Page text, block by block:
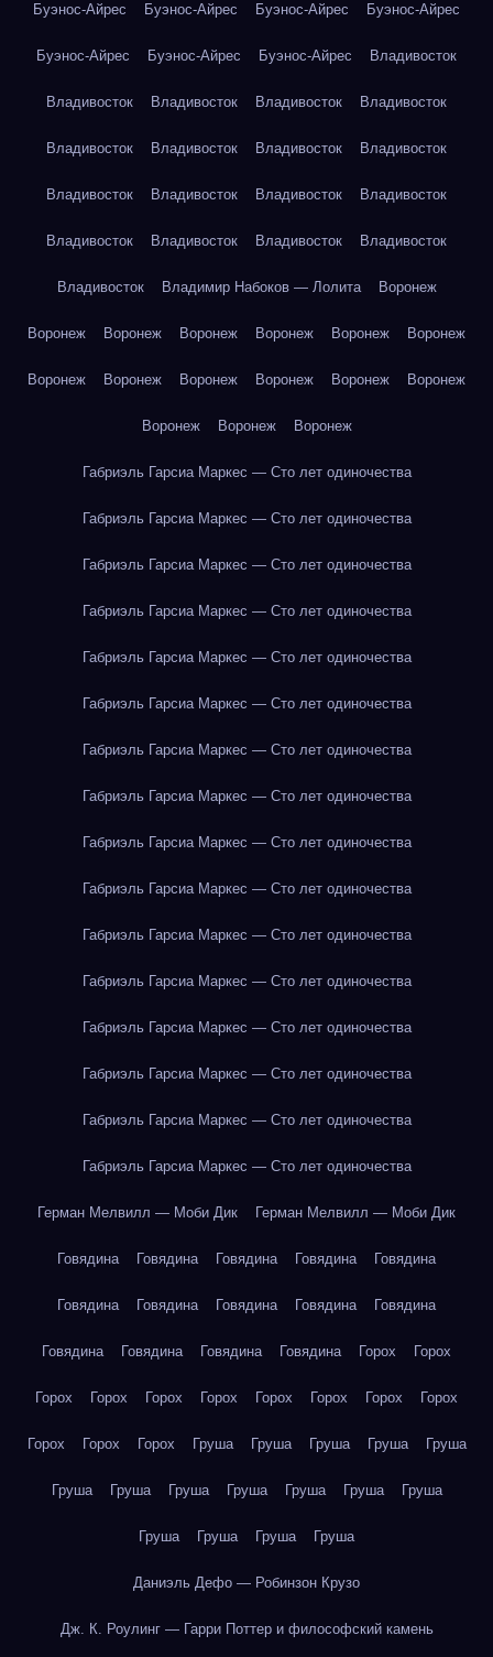
Буэнос-Айрес Буэнос-Айрес Буэнос-Айрес Буэнос-Айрес
Буэнос-Айрес Буэнос-Айрес Буэнос-Айрес Владивосток
Владивосток Владивосток Владивосток Владивосток
Владивосток Владивосток Владивосток Владивосток
Владивосток Владивосток Владивосток Владивосток
Владивосток Владивосток Владивосток Владивосток
Владивосток Владимир Набоков — Лолита Воронеж
Воронеж Воронеж Воронеж Воронеж Воронеж Воронеж
Воронеж Воронеж Воронеж Воронеж Воронеж Воронеж
Воронеж Воронеж Воронеж
Габриэль Гарсиа Маркес — Сто лет одиночества
Габриэль Гарсиа Маркес — Сто лет одиночества
Габриэль Гарсиа Маркес — Сто лет одиночества
Габриэль Гарсиа Маркес — Сто лет одиночества
Габриэль Гарсиа Маркес — Сто лет одиночества
Габриэль Гарсиа Маркес — Сто лет одиночества
Габриэль Гарсиа Маркес — Сто лет одиночества
Габриэль Гарсиа Маркес — Сто лет одиночества
Габриэль Гарсиа Маркес — Сто лет одиночества
Габриэль Гарсиа Маркес — Сто лет одиночества
Габриэль Гарсиа Маркес — Сто лет одиночества
Габриэль Гарсиа Маркес — Сто лет одиночества
Габриэль Гарсиа Маркес — Сто лет одиночества
Габриэль Гарсиа Маркес — Сто лет одиночества
Габриэль Гарсиа Маркес — Сто лет одиночества
Габриэль Гарсиа Маркес — Сто лет одиночества
Герман Мелвилл — Моби Дик Герман Мелвилл — Моби Дик
Говядина Говядина Говядина Говядина Говядина
Говядина Говядина Говядина Говядина Говядина
Говядина Говядина Говядина Говядина Горох Горох
Горох Горох Горох Горох Горох Горох Горох Горох
Горох Горох Горох Груша Груша Груша Груша Груша
Груша Груша Груша Груша Груша Груша Груша
Груша Груша Груша Груша
Даниэль Дефо — Робинзон Крузо
Дж. К. Роулинг — Гарри Поттер и философский камень